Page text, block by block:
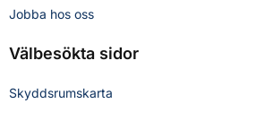
Jobba hos oss
Välbesökta sidor
Skyddsrumskarta